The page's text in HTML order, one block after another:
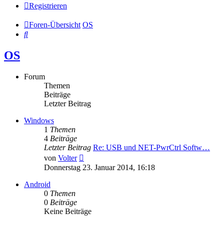
Registrieren
Foren-Übersicht OS
Suche
OS
Forum
Themen
Beiträge
Letzter Beitrag
Windows
1 Themen
4 Beiträge
Letzter Beitrag Re: USB und NET-PwrCtrl Softw…
von Volter
Beitrag
Donnerstag 23. Januar 2014, 16:18
Android
0 Themen
0 Beiträge
Keine Beiträge